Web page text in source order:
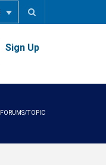
Sign Up
FORUMS/TOPIC